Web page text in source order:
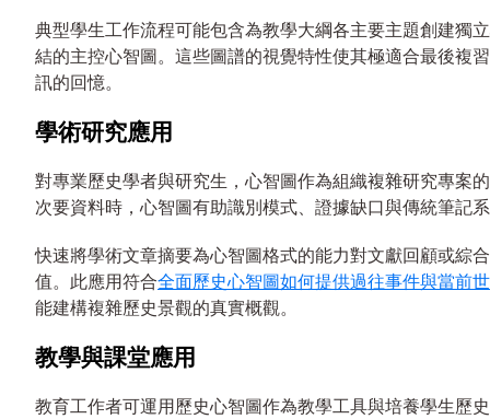
典型學生工作流程可能包含為教學大綱各主要主題創建獨
結的主控心智圖。這些圖譜的視覺特性使其極適合最後複
訊的回憶。
學術研究應用
對專業歷史學者與研究生，心智圖作為組織複雜研究專案
次要資料時，心智圖有助識別模式、證據缺口與傳統筆記
快速將學術文章摘要為心智圖格式的能力對文獻回顧或綜
值。此應用符合全面歷史心智圖如何提供過往事件與當前
能建構複雜歷史景觀的真實概觀。
教學與課堂應用
教育工作者可運用歷史心智圖作為教學工具與培養學生歷